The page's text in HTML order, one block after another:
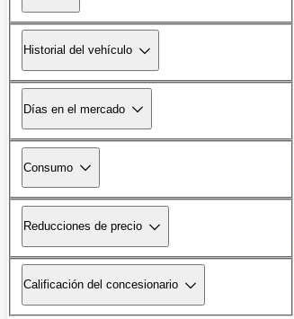
Historial del vehículo
Días en el mercado
Consumo
Reducciones de precio
Calificación del concesionario